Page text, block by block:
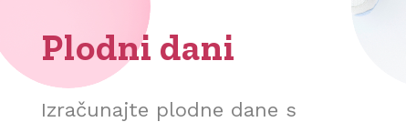
Plodni dani
Izračunajte plodne dane s